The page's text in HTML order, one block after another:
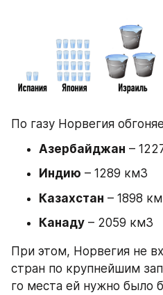
По газу Норвегия
Азербайджан –
Индию – 1289 км3
Казахстан – 1898
Канаду – 2059 км3
При этом, Норвегия не
стран по крупнейшим
го места ей нужно было